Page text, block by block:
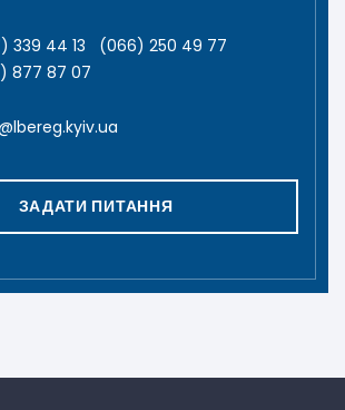
339 44 13
(066) 250 49 77
877 87 07
ЗАДАТИ ПИТАННЯ